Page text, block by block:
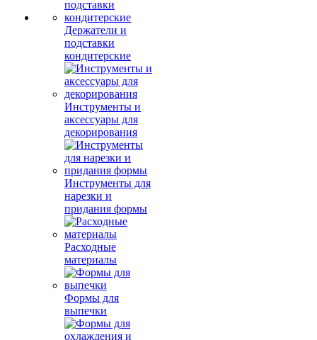
Держатели и
подставки
кондитерские
Инструменты и
аксессуары для
декорирования
Инструменты для
нарезки и
придания формы
Расходные
материалы
Формы для
выпечки